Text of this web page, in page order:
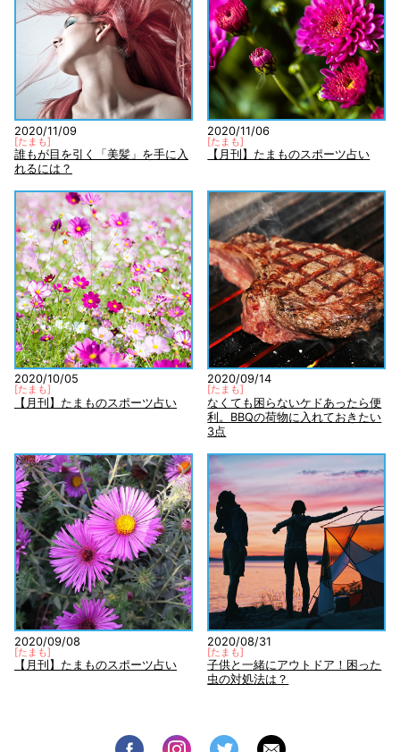
2020/11/09
[たまも]
誰もが目を引く「美髪」を手に入
れるには？
2020/11/06
[たまも]
【月刊】たまものスポーツ占い
2020/10/05
[たまも]
【月刊】たまものスポーツ占い
2020/09/14
[たまも]
なくても困らないケドあったら便
利。BBQの荷物に入れておきたい
3点
2020/09/08
[たまも]
【月刊】たまものスポーツ占い
2020/08/31
[たまも]
子供と一緒にアウトドア！困った
虫の対処法は？